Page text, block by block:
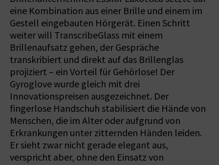
eine Kombination aus einer Brille und einem im
Gestell eingebauten Hörgerät. Einen Schritt
weiter will TranscribeGlass mit einem
Brillenaufsatz gehen, der Gespräche
transkribiert und direkt auf das Brillenglas
projiziert – ein Vorteil für Gehörlose! Der
Gyroglove wurde gleich mit drei
Innovationspreisen ausgezeichnet. Der
fingerlose Handschuh stabilisiert die Hände von
Menschen, die im Alter oder aufgrund von
Erkrankungen unter zitternden Händen leiden.
Er sieht zwar nicht gerade elegant aus,
verspricht aber, ohne den Einsatz von